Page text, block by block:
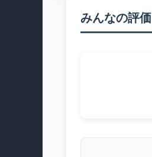
みんなの評価